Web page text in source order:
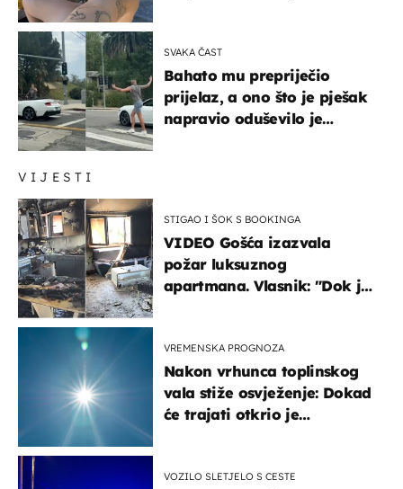
VIJESTI
STIGAO I ŠOK S BOOKINGA
VIDEO Gošća izazvala
požar luksuznog
apartmana. Vlasnik: "Dok je
VREMENSKA PROGNOZA
Nakon vrhunca toplinskog
vala stiže osvježenje: Dokad
će trajati otkrio je
VOZILO SLETJELO S CESTE
SVAKA ČAST
Bahato mu prepriječio
prijelaz, a ono što je pješak
napravio oduševilo je